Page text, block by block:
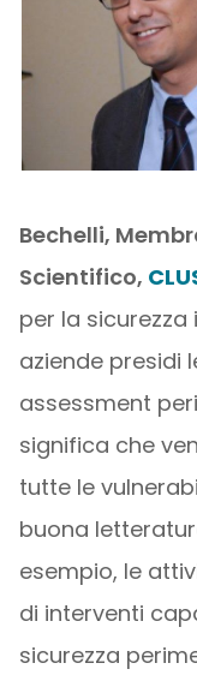
Bechelli,
Scientifico,
per la sicurezza
aziende presidi
assessment
significa che
tutte le
buona
esempio, le
di interventi
sicurezza